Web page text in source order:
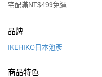
宅配滿NT$499免運
信用卡一次付款
Apple Pay
品牌
IKEHIKO日本池彥
商品特色